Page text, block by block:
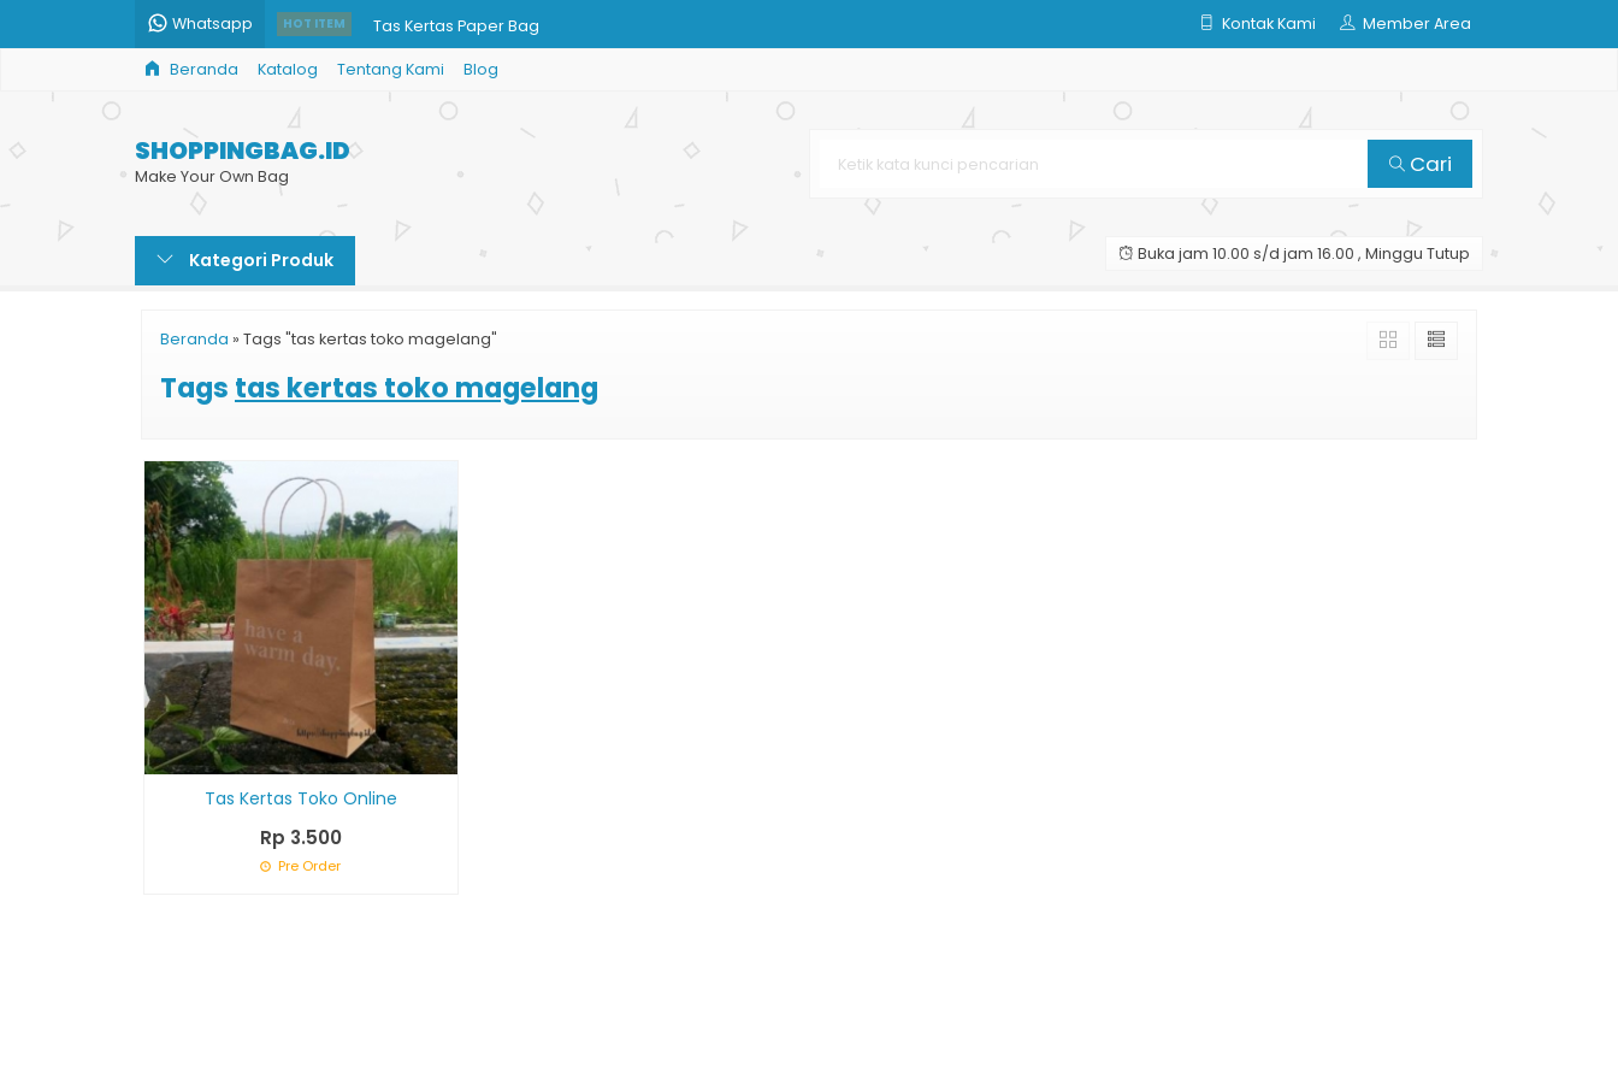
Whatsapp HOT ITEM Tas Kertas Paper Bag
Info Harga Shopping Bag Printing
Paper Bag Ivory
Tas Kertas Kecil untuk Butik
Tempat Cetak Paper Bag Murah
Kontak Kami Member Area
Beranda Katalog Tentang Kami Blog
SHOPPINGBAG.ID
Make Your Own Bag Cari
Kategori Produk Buka jam 10.00 s/d jam 16.00 , Minggu Tutup
Beranda » Tags "tas kertas toko magelang"
Tags tas kertas toko magelang
Tas Kertas Toko Online
Rp 3.500
Pre Order